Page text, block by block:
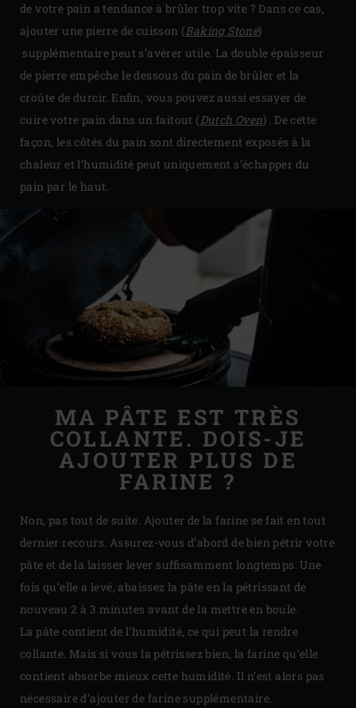
de votre pain a tendance à brûler trop vite ? Dans ce cas,
ajouter une pierre de cuisson (Baking Stone)
supplémentaire peut s’avérer utile. La double épaisseur
de pierre empêche le dessous du pain de brûler et la
croûte de durcir. Enfin, vous pouvez aussi essayer de
cuire votre pain dans un faitout (Dutch Oven) . De cette
façon, les côtés du pain sont directement exposés à la
chaleur et l’humidité peut uniquement s’échapper du
pain par le haut.
MA PÂTE EST TRÈS
COLLANTE. DOIS-JE
AJOUTER PLUS DE
FARINE ?
Non, pas tout de suite. Ajouter de la farine se fait en tout
dernier recours. Assurez-vous d’abord de bien pétrir votre
pâte et de la laisser lever suffisamment longtemps. Une
fois qu’elle a levé, abaissez la pâte en la pétrissant de
nouveau 2 à 3 minutes avant de la mettre en boule.
La pâte contient de l’humidité, ce qui peut la rendre
collante. Mais si vous la pétrissez bien, la farine qu’elle
contient absorbe mieux cette humidité. Il n’est alors pas
nécessaire d’ajouter de farine supplémentaire.